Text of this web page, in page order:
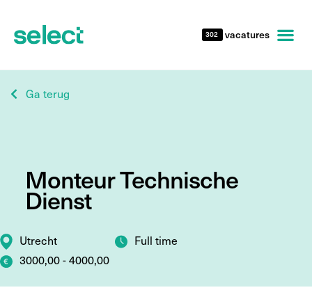
302 vacatures
Ga terug
Monteur Technische
Dienst
Utrecht
Full time
3000,00 - 4000,00